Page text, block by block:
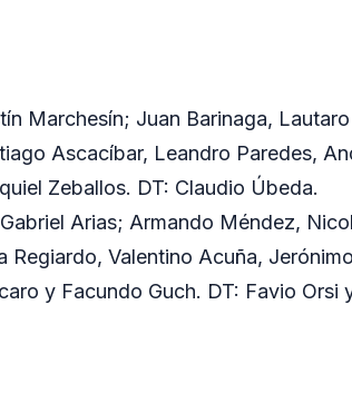
Marchesín; Juan Barinaga,
Ascacíbar, Leandro Paredes,
Zeballos. DT: Claudio Úbeda.
Arias; Armando Méndez,
Regiardo, Valentino Acuña,
y Facundo Guch. DT: Favio Orsi